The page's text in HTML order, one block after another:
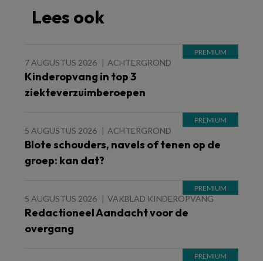
Lees ook
7 AUGUSTUS 2026 ACHTERGROND
Kinderopvang in top 3
ziekteverzuimberoepen
5 AUGUSTUS 2026 ACHTERGROND
Blote schouders, navels of tenen op de
groep: kan dat?
5 AUGUSTUS 2026 VAKBLAD KINDEROPVANG
Redactioneel Aandacht voor de
overgang